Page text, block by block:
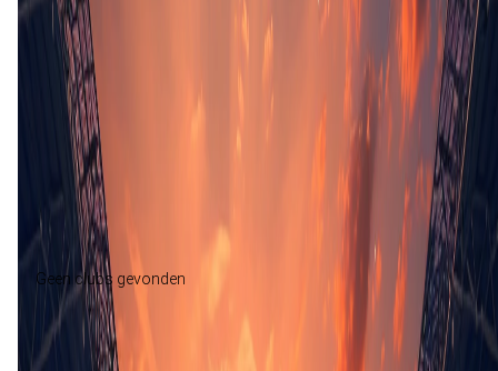
Opstelling nog niet bekend
Tropical Coriano
Geen clubs gevonden
Piacenza
Selectie